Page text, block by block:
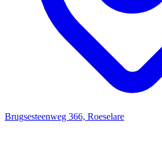
Brugsesteenweg 366, Roeselare